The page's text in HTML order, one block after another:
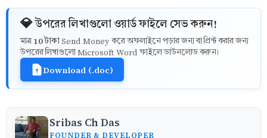
💎 উপরের লিখাগুলো ওয়ার্ড ফাইলে সেভ করুন!
মাত্র 10 টাকাSend Money করে অফলাইনে পড়ার জন্য বা প্রিন্ট করার জন্য
উপরের লিখাগুলো Microsoft Word ফাইলে ডাউনলোড করুন।
Download (.doc)
Sribas Ch Das
FOUNDER & DEVELOPER